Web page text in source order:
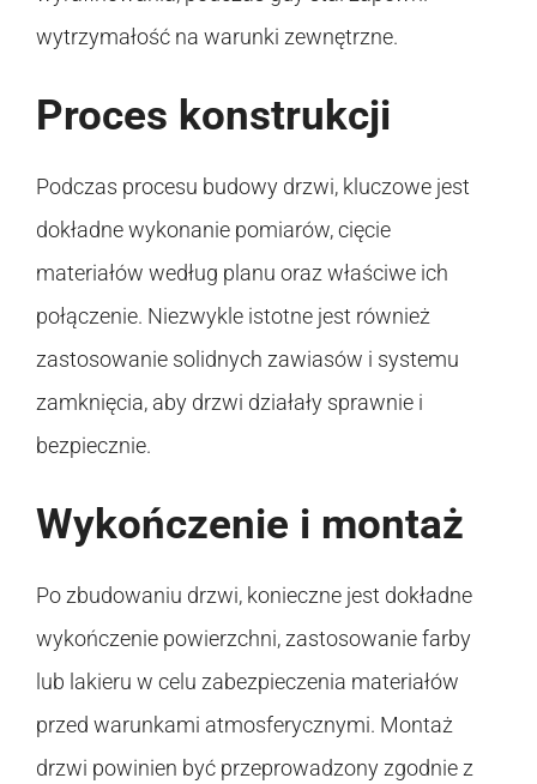
wytrzymałość na warunki zewnętrzne.
Proces konstrukcji
Podczas procesu budowy drzwi, kluczowe jest
dokładne wykonanie pomiarów, cięcie
materiałów według planu oraz właściwe ich
połączenie. Niezwykle istotne jest również
zastosowanie solidnych zawiasów i systemu
zamknięcia, aby drzwi działały sprawnie i
bezpiecznie.
Wykończenie i montaż
Po zbudowaniu drzwi, konieczne jest dokładne
wykończenie powierzchni, zastosowanie farby
lub lakieru w celu zabezpieczenia materiałów
przed warunkami atmosferycznymi. Montaż
drzwi powinien być przeprowadzony zgodnie z